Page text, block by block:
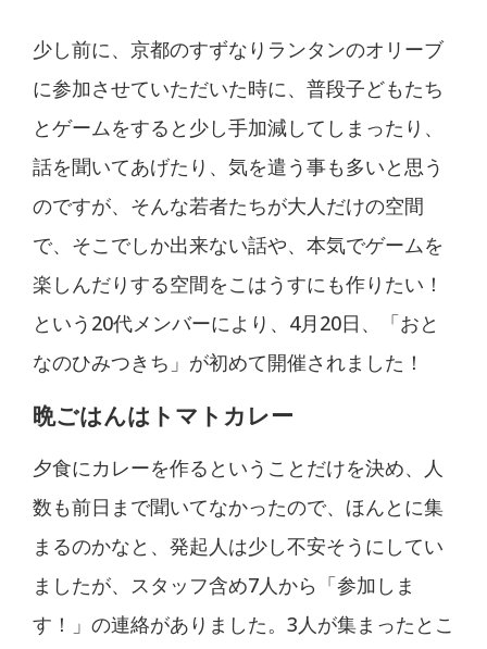
少し前に、 京都のすずなりランタンのオリーブ
に参加させていただいた時に、普段子どもたち
とゲームをすると少し手加減してしまったり、
話を聞いてあげたり、気を遣う事も多いと思う
のですが、そんな若者たちが大人だけの空間
で、そこでしか出来ない話や、本気でゲームを
楽しんだりする空間をこはうすにも作りたい！
という20代メンバーにより、4月20日、「おと
なのひみつきち」が初めて開催されました！
晩ごはんはトマトカレー
夕食にカレーを作るということだけを決め、人
数も前日まで聞いてなかったので、ほんとに集
まるのかなと、発起人は少し不安そうにしてい
ましたが、スタッフ含め7人から「参加しま
す！」の連絡がありました。3人が集まったとこ